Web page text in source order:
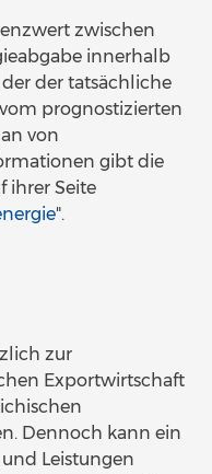
zwischen
innerhalb
der tatsächliche
prognostizierten
von
gibt die
ihrer Seite
".
zur
Exportwirtschaft
Dennoch kann ein
Leistungen